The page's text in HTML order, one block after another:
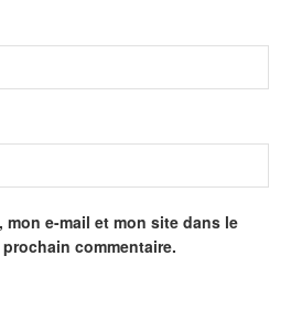
mon e-mail et mon site dans le
commentaire.